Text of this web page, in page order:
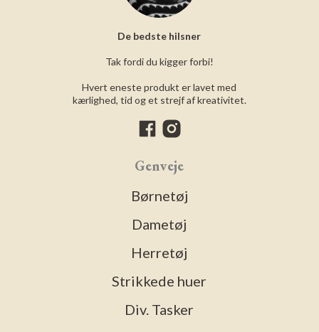
De bedste hilsner
Tak fordi du kigger forbi!
Hvert eneste produkt er lavet med
kærlighed, tid og et strejf af kreativitet.
Genveje
Børnetøj
Dametøj
Herretøj
Strikkede huer
Div. Tasker